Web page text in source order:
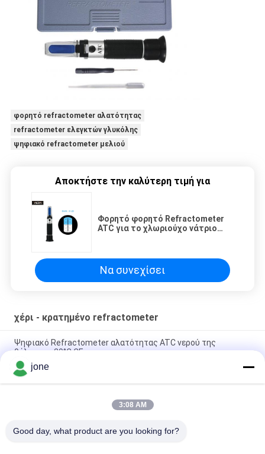
φορητό refractometer αλατότητας
refractometer ελεγκτών γλυκόλης
ψηφιακό refractometer μελιού
Αποκτήστε την καλύτερη τιμή για
Φορητό φορητό Refractometer
ATC για το χλωριούχο νάτριο
Να συνεχίσει
χέρι - κρατημένο refractometer
Ψηφιακό Refractometer αλατότητας ATC νερού της
θάλασσας 20°C CE
100ppt δώρο που συσκευάζει 2 1 Refractometer αλατότητας
ATC
Ψηφιακός μετρητής αλατότητας ATC ενυδρείων 1.070SG
jone
3:08 AM
Good day, what product are you looking for?